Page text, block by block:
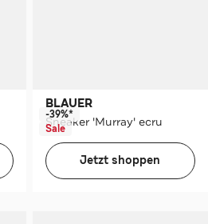
BLAUER
Sneaker 'Murray' ecru
-39%*
Sale
Jetzt shoppen